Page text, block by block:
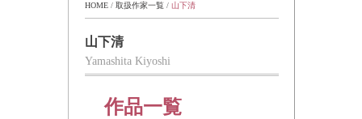
HOME / 取扱作家一覧 / 山下清
山下清
Yamashita Kiyoshi
作品一覧